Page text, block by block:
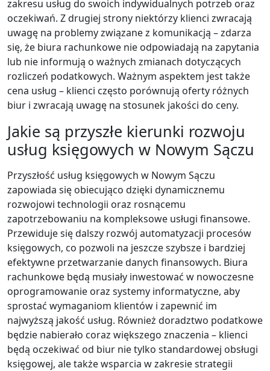
zakresu usług do swoich indywidualnych potrzeb oraz
oczekiwań. Z drugiej strony niektórzy klienci zwracają
uwagę na problemy związane z komunikacją – zdarza
się, że biura rachunkowe nie odpowiadają na zapytania
lub nie informują o ważnych zmianach dotyczących
rozliczeń podatkowych. Ważnym aspektem jest także
cena usług – klienci często porównują oferty różnych
biur i zwracają uwagę na stosunek jakości do ceny.
Jakie są przyszłe kierunki rozwoju
usług księgowych w Nowym Sączu
Przyszłość usług księgowych w Nowym Sączu
zapowiada się obiecująco dzięki dynamicznemu
rozwojowi technologii oraz rosnącemu
zapotrzebowaniu na kompleksowe usługi finansowe.
Przewiduje się dalszy rozwój automatyzacji procesów
księgowych, co pozwoli na jeszcze szybsze i bardziej
efektywne przetwarzanie danych finansowych. Biura
rachunkowe będą musiały inwestować w nowoczesne
oprogramowanie oraz systemy informatyczne, aby
sprostać wymaganiom klientów i zapewnić im
najwyższą jakość usług. Również doradztwo podatkowe
będzie nabierało coraz większego znaczenia – klienci
będą oczekiwać od biur nie tylko standardowej obsługi
księgowej, ale także wsparcia w zakresie strategii